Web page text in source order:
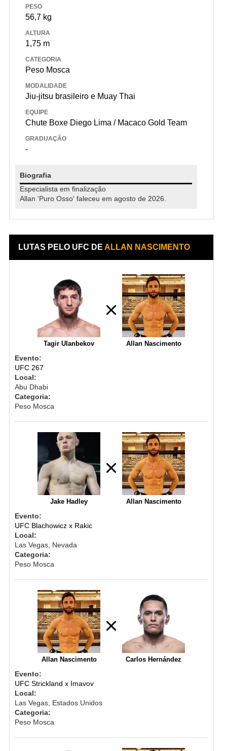
PESO
56,7 kg
ALTURA
1,75 m
CATEGORIA
Peso Mosca
MODALIDADE
Jiu-jitsu brasileiro e Muay Thai
EQUIPE
Chute Boxe Diego Lima / Macaco Gold Team
GRADUAÇÃO
-
Biografia
Especialista em finalização
Allan 'Puro Osso' faleceu em agosto de 2026.
LUTAS PELO UFC DEALLAN NASCIMENTO
Tagir Ulanbekov Allan Nascimento
Evento:
UFC 267
Local:
Abu Dhabi
Categoria:
Peso Mosca
Jake Hadley Allan Nascimento
Evento:
UFC Blachowicz x Rakic
Local:
Las Vegas, Nevada
Categoria:
Peso Mosca
Allan Nascimento Carlos Hernández
Evento:
UFC Strickland x Imavov
Local:
Las Vegas, Estados Unidos
Categoria:
Peso Mosca